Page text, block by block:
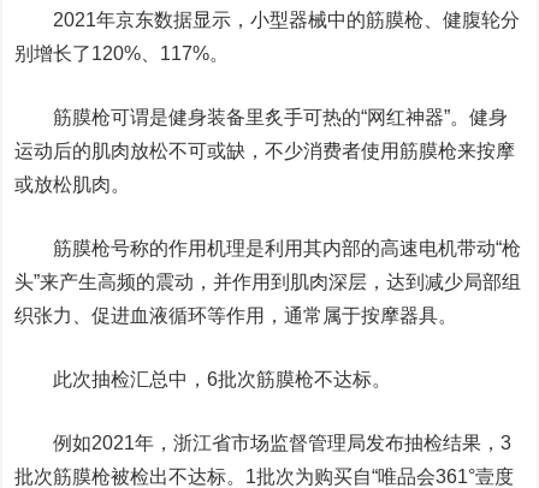
2021年京东数据显示，小型器械中的筋膜枪、健腹轮分
别增长了120%、117%。
筋膜枪可谓是健身装备里炙手可热的“网红神器”。健身
运动后的肌肉放松不可或缺，不少消费者使用筋膜枪来按摩
或放松肌肉。
筋膜枪号称的作用机理是利用其内部的高速电机带动“枪
头”来产生高频的震动，并作用到肌肉深层，达到减少局部组
织张力、促进血液循环等作用，通常属于按摩器具。
此次抽检汇总中，6批次筋膜枪不达标。
例如2021年，浙江省市场监督管理局发布抽检结果，3
批次筋膜枪被检出不达标。1批次为购买自“唯品会361°壹度